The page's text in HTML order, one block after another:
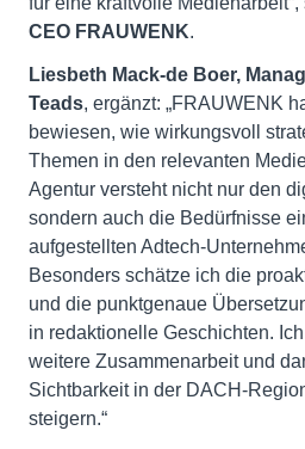
CEO FRAUWENK.
Liesbeth Mack-de Boer,
Teads, ergänzt: „FRAUWENK
bewiesen, wie wirkungsvoll
Themen in den relevanten
Agentur versteht nicht nur den
sondern auch die Bedürfnisse
aufgestellten Adtech-
Besonders schätze ich die
und die punktgenaue
in redaktionelle Geschichten.
weitere Zusammenarbeit und
Sichtbarkeit in der DACH-
steigern.“